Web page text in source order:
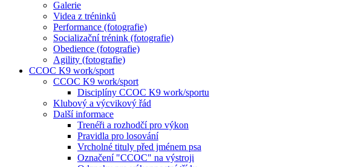
Galerie
Videa z tréninků
Performance (fotografie)
Socializační trénink (fotografie)
Obedience (fotografie)
Agility (fotografie)
CCOC K9 work/sport
CCOC K9 work/sport
Disciplíny CCOC K9 work/sportu
Klubový a výcvikový řád
Další informace
Trenéři a rozhodčí pro výkon
Pravidla pro losování
Vrcholné tituly před jménem psa
Označení "CCOC" na výstroji